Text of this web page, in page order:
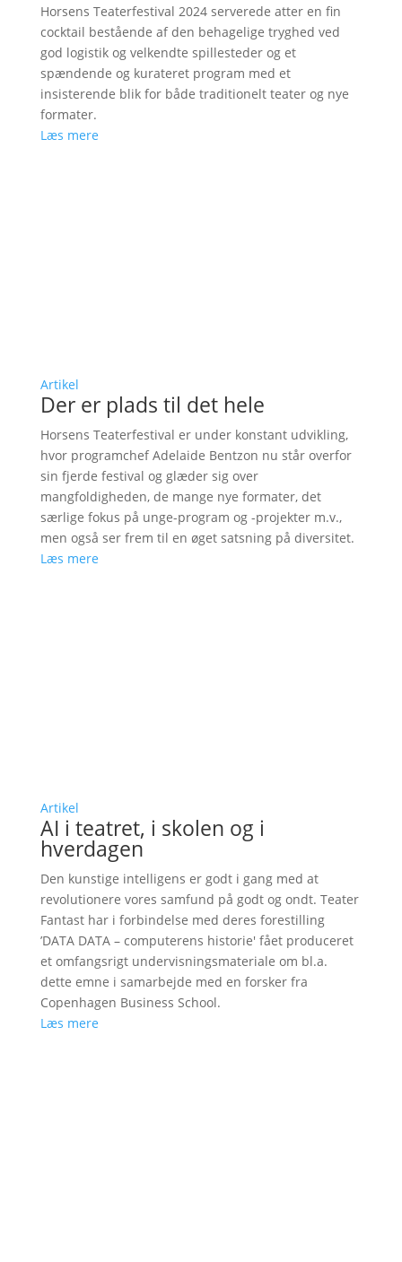
Horsens Teaterfestival 2024 serverede atter en fin
cocktail bestående af den behagelige tryghed ved
god logistik og velkendte spillesteder og et
spændende og kurateret program med et
insisterende blik for både traditionelt teater og nye
formater.
Læs mere
Artikel
Der er plads til det hele
Horsens Teaterfestival er under konstant udvikling,
hvor programchef Adelaide Bentzon nu står overfor
sin fjerde festival og glæder sig over
mangfoldigheden, de mange nye formater, det
særlige fokus på unge-program og -projekter m.v.,
men også ser frem til en øget satsning på diversitet.
Læs mere
Artikel
AI i teatret, i skolen og i
hverdagen
Den kunstige intelligens er godt i gang med at
revolutionere vores samfund på godt og ondt. Teater
Fantast har i forbindelse med deres forestilling
’DATA DATA – computerens historie' fået produceret
et omfangsrigt undervisningsmateriale om bl.a.
dette emne i samarbejde med en forsker fra
Copenhagen Business School.
Læs mere